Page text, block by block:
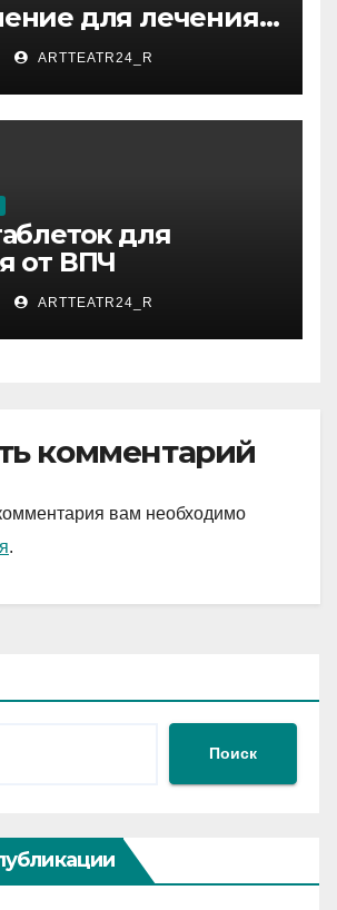
для лечения
ARTTEATR24_R
для
от ВПЧ
ARTTEATR24_R
комментарий
вам необходимо
.
Поиск